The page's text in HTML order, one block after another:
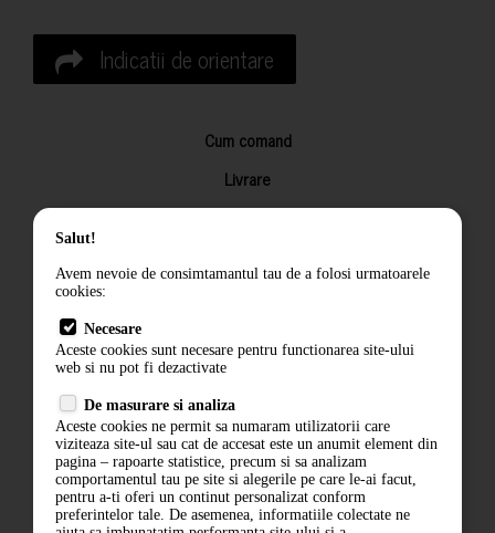
Indicatii de orientare
Cum comand
Livrare
Returnarea produselor
Termeni si conditii
Politica de confidentialitate
ANPC
Salut!
Avem nevoie de consimtamantul tau de a folosi urmatoarele
cookies:
Necesare
Aceste cookies sunt necesare pentru functionarea site-ului
web si nu pot fi dezactivate
De masurare si analiza
Aceste cookies ne permit sa numaram utilizatorii care
viziteaza site-ul sau cat de accesat este un anumit element din
pagina – rapoarte statistice, precum si sa analizam
comportamentul tau pe site si alegerile pe care le-ai facut,
pentru a-ti oferi un continut personalizat conform
preferintelor tale. De asemenea, informatiile colectate ne